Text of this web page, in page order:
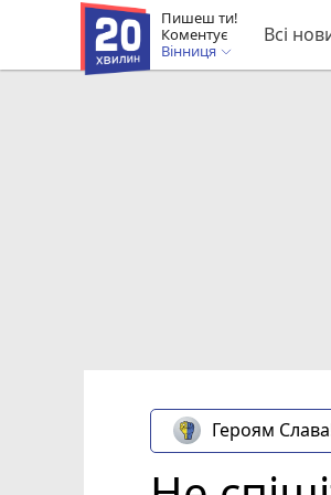
Пишеш ти!
Коментує
Вінниця
Всі
Героям